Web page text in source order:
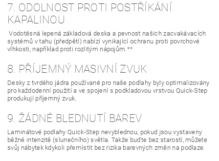
7. ODOLNOST PROTI POSTŘÍKÁNÍ
KAPALINOU
Vodotěsná lepená základová deska a pevnost našich zacvakávacích
systémů v tahu (předpětí) nabízí vynikající ochranu proti povrchové
vlhkosti, například proti rozlitým nápojům.**
8. PŘÍJEMNÝ MASIVNÍ ZVUK
Desky z tvrdého jádra používané pro naše podlahy byly optimalizovány
pro každodenní použití a ve spojení s podkladovou vrstvou Quick-Step
produkují příjemný zvuk.
9. ŽÁDNÉ BLEDNUTÍ BAREV
Laminátové podlahy Quick-Step nevyblednou, pokud jsou vystaveny
běžné intenzitě (slunečního) světla. Takže buďte bez starostí, můžete
svůj nábytek kdykoli přemístit bez rizika barevných změn na podlaze.